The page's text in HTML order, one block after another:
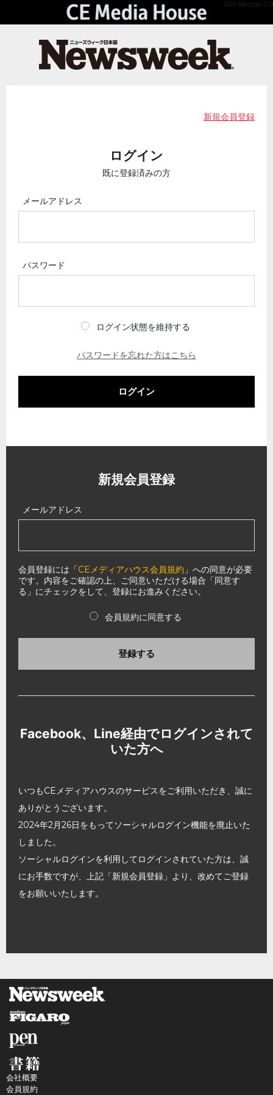
API Version 2.0
新規会員登録
ログイン
既に登録済みの方
メールアドレス
パスワード
ログイン状態を維持する
パスワードを忘れた方はこちら
ログイン
新規会員登録
メールアドレス
会員登録には「CEメディアハウス会員規約 」への同意が必要
です。内容をご確認の上、ご同意いただける場合「同意す
る」にチェックをして、登録にお進みください。
会員規約に同意する
登録する
Facebook、Line経由でログインされて
いた方へ
いつもCEメディアハウスのサービスをご利用いただき、誠に
ありがとうございます。
2024年2月26日をもってソーシャルログイン機能を廃止いた
しました。
ソーシャルログインを利用してログインされていた方は、誠
にお手数ですが、上記「新規会員登録」より、改めてご登録
をお願いいたします。
会社概要
会員規約